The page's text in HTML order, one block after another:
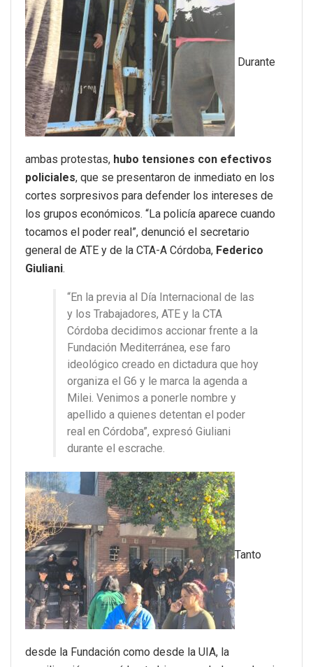
Durante
ambas protestas, hubo tensiones con efectivos
policiales, que se presentaron de inmediato en los
cortes sorpresivos para defender los intereses de
los grupos económicos. “La policía aparece cuando
tocamos el poder real”, denunció el secretario
general de ATE y de la CTA-A Córdoba, Federico
Giuliani.
“En la previa al Día Internacional de las
y los Trabajadores, ATE y la CTA
Córdoba decidimos accionar frente a la
Fundación Mediterránea, ese faro
ideológico creado en dictadura que hoy
organiza el G6 y le marca la agenda a
Milei. Venimos a ponerle nombre y
apellido a quienes detentan el poder
real en Córdoba”, expresó Giuliani
durante el escrache.
Tanto
desde la Fundación como desde la UIA, la